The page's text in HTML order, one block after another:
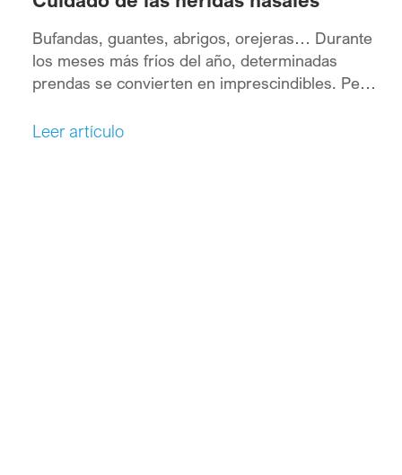
Bufandas, guantes, abrigos, orejeras… Durante
los meses más fríos del año, determinadas
prendas se convierten en imprescindibles. Pero
aumento de casos de gripe y resfriados, en tu
Leer artículo